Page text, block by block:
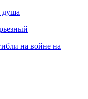
душа
на войне на